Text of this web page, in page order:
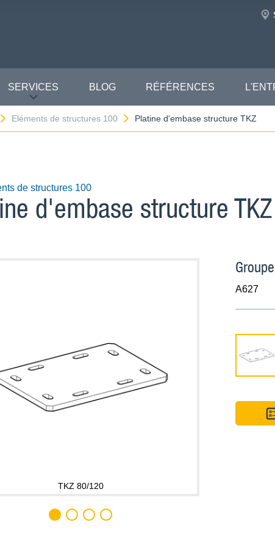
SERVICES BLOG RÉFÉRENCES
Eléments de structures 100 Platine d'embase structure TKZ
de structures 100
d'embase structure TKZ
TKZ 80/120
A627